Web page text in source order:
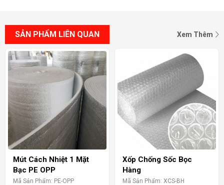
SẢN PHẨM LIÊN QUAN Xem Thêm
Mút Cách Nhiệt 1 Mặt
Bạc PE OPP
Mã Sản Phẩm: PE-OPP
Xốp Chống Sốc Bọc
Hàng
Mã Sản Phẩm: XCS-BH